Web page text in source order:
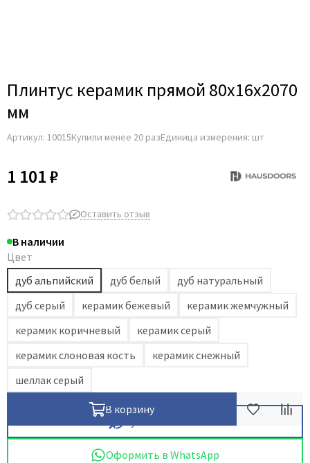
Владимирский погонаж
Погонаж экошпон Zadoor
Плинтус керамик прямой 80х16х2070
мм
Артикул: 10015Купили менее 20 разЕдиница измерения: шт
1 101 ₽
Оставить отзыв
В наличии
Цвет
дуб альпийский
дуб белый
дуб натуральный
дуб серый
керамик бежевый
керамик жемчужный
керамик коричневый
керамик серый
керамик слоновая кость
керамик снежный
шеллак серый
В корзину
Оформить в WhatsApp